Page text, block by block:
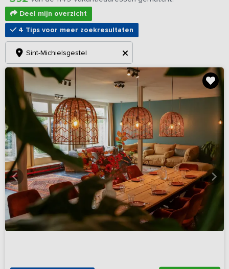
Deel mijn overzicht
4 Tips voor meer zoekresultaten
Sint-Michielsgestel